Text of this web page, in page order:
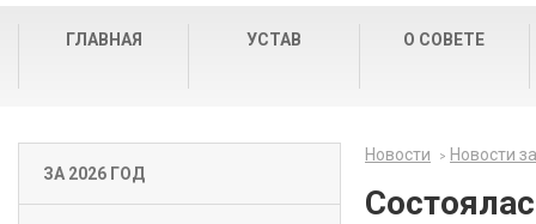
ГЛАВНАЯ УСТАВ О СОВЕТЕ
ЗА 2026 ГОД
Новости Новости